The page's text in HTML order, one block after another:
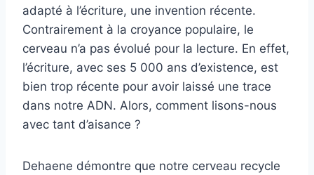
adapté à l’écriture, une invention récente.
Contrairement à la croyance populaire, le
cerveau n’a pas évolué pour la lecture. En effet,
l’écriture, avec ses 5 000 ans d’existence, est
bien trop récente pour avoir laissé une trace
dans notre ADN. Alors, comment lisons-nous
avec tant d’aisance ?
Dehaene démontre que notre cerveau recycle